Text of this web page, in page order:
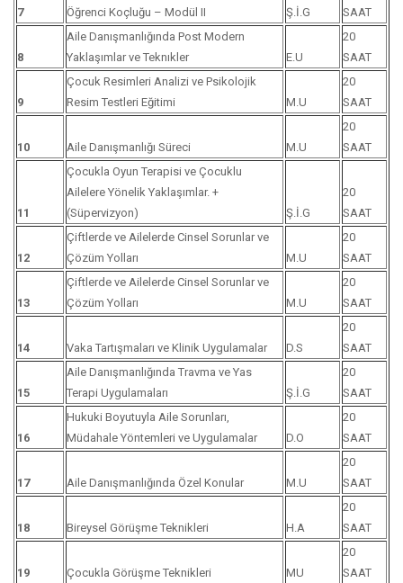
7
Öğrenci Koçluğu – Modül II
Ş.İ.G
SAAT
8
Aile Danışmanlığında Post Modern
Yaklaşımlar ve Teknıkler
E.U
20
SAAT
9
Çocuk Resimleri Analizi ve Psikolojik
Resim Testleri Eğitimi
M.U
20
SAAT
10 Aile Danışmanlığı Süreci M.U
20
SAAT
11
Çocukla Oyun Terapisi ve Çocuklu
Ailelere Yönelik Yaklaşımlar. +
(Süpervizyon)
Ş.İ.G
20
SAAT
12
Çiftlerde ve Ailelerde Cinsel Sorunlar ve
Çözüm Yolları
M.U
20
SAAT
13
Çiftlerde ve Ailelerde Cinsel Sorunlar ve
Çözüm Yolları
M.U
20
SAAT
14 Vaka Tartışmaları ve Klinik Uygulamalar D.S
20
SAAT
15
Aile Danışmanlığında Travma ve Yas
Terapi Uygulamaları
Ş.İ.G
20
SAAT
16
Hukuki Boyutuyla Aile Sorunları,
Müdahale Yöntemleri ve Uygulamalar
D.O
20
SAAT
17 Aile Danışmanlığında Özel Konular M.U
20
SAAT
18 Bireysel Görüşme Teknikleri H.A
20
SAAT
19 Çocukla Görüşme Teknikleri MU
20
SAAT